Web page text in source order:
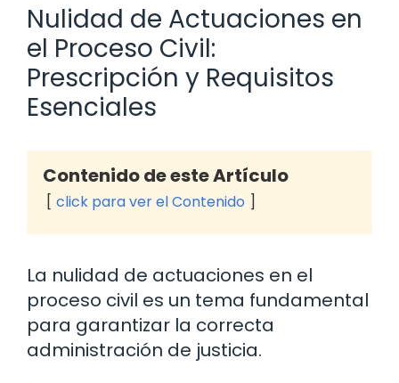
Nulidad de Actuaciones en
el Proceso Civil:
Prescripción y Requisitos
Esenciales
Contenido de este Artículo
click para ver el Contenido
La nulidad de actuaciones en el
proceso civil es un tema fundamental
para garantizar la correcta
administración de justicia.